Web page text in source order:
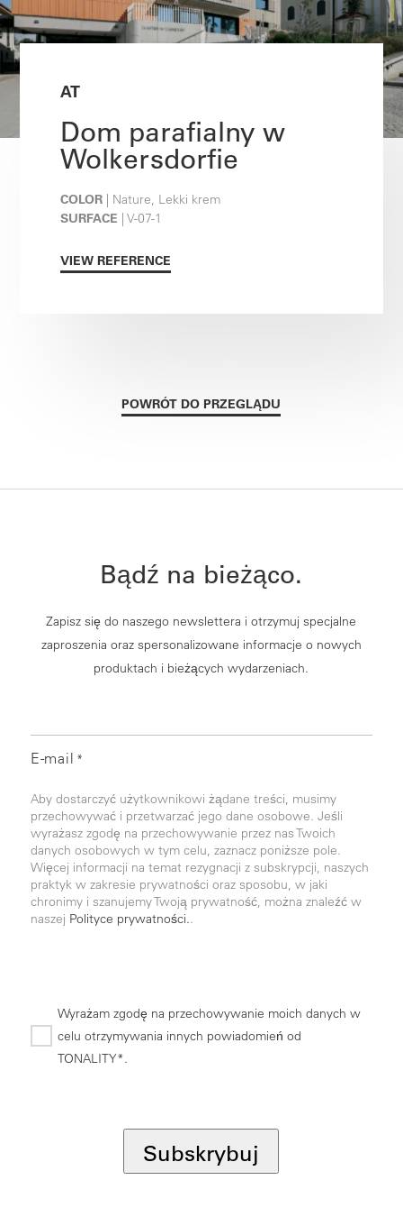
AT
Dom parafialny w
Wolkersdorfie
COLOR | Nature, Lekki krem
SURFACE | V-07-1
VIEW REFERENCE
POWRÓT DO PRZEGLĄDU
Bądź na bieżąco.
Zapisz się do naszego newslettera i otrzymuj specjalne
zaproszenia oraz spersonalizowane informacje o nowych
produktach i bieżących wydarzeniach.
E-mail *
Aby dostarczyć użytkownikowi żądane treści, musimy
przechowywać i przetwarzać jego dane osobowe. Jeśli
wyrażasz zgodę na przechowywanie przez nas Twoich
danych osobowych w tym celu, zaznacz poniższe pole.
Więcej informacji na temat rezygnacji z subskrypcji, naszych
praktyk w zakresie prywatności oraz sposobu, w jaki
chronimy i szanujemy Twoją prywatność, można znaleźć w
naszej Polityce prywatności..
Wyrażam zgodę na przechowywanie moich danych w
celu otrzymywania innych powiadomień od
TONALITY*.
Subskrybuj